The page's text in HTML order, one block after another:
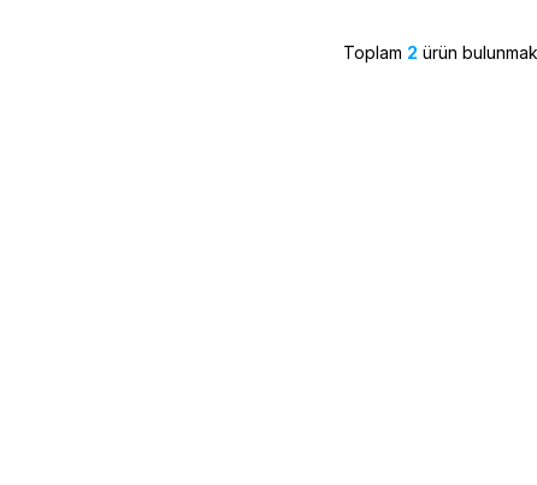
Toplam 2 ürün